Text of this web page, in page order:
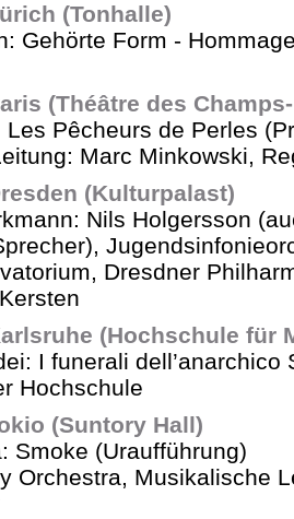
(Tonhalle)
Gehörte Form -
(Théâtre des
Les Pêcheurs de Perles
Marc Minkowski,
(Kulturpalast)
Nils Holgersson
Dresdner
(Hochschule für
I funerali dell’anarchico
Hochschule
(Suntory Hall)
Smoke (Uraufführung)
Orchestra, Musikalische